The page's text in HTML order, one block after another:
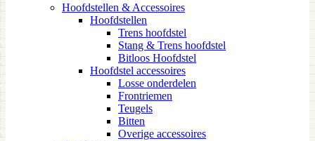
Hoofdstellen & Accessoires
Hoofdstellen
Trens hoofdstel
Stang & Trens hoofdstel
Bitloos Hoofdstel
Hoofdstel accessoires
Losse onderdelen
Frontriemen
Teugels
Bitten
Overige accessoires